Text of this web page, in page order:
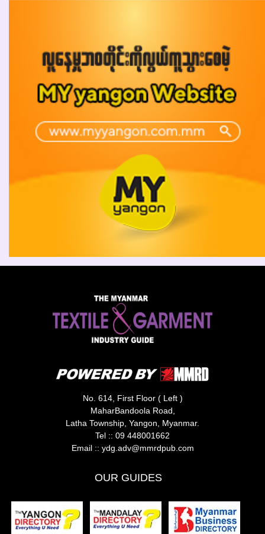
No. 614, First Floor ( Left )
MaharBandoola Road,
Latha Township, Yangon, Myanmar.
Tel :: 09 448001662
Email :: ydg.adv@mmrdpub.com
OUR GUIDES